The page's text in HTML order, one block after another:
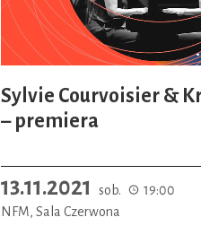
Sylvie Courvoisier &
– premiera
13.11.2021 sob.
19:00
NFM, Sala Czerwona